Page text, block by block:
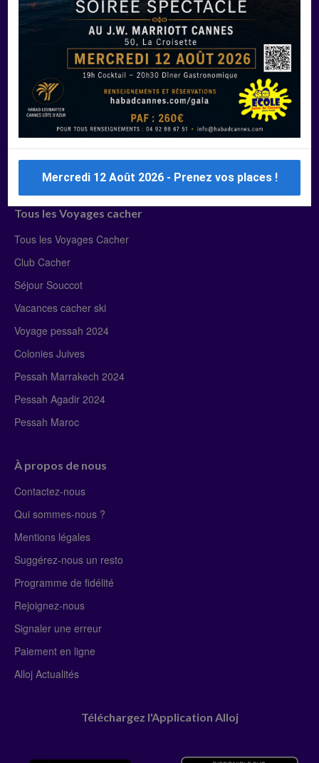
Manger Cacher
Liste des restaurants cacher
Restaurants cacher à Paris
Restaurants cacher à Deauville
Restaurants cacher à Lyon
Restaurants cacher à Marseille
Restaurants cacher Dubaï
Tous les Voyages cacher
Tous les Voyages Cacher
Club Cacher
Séjour Souccot
Vacances cacher ski
Voyage pessah 2024
Colonies Juives
Pessah Marrakech 2024
Pessah Agadir 2024
Pessah Maroc
À propos de nous
Contactez-nous
Qui sommes-nous ?
Mentions légales
Suggérez-nous un resto
Programme de fidélité
Rejoignez-nous
Signaler une erreur
Paiement en ligne
Alloj Actualités
Téléchargez l'Application Alloj
Mercredi 12 Août 2026 - Prenez vos places !